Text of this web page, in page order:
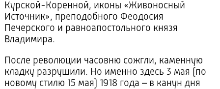
Курской-Коренной, иконы «Живоносный
Источник», преподобного Феодосия
Печерского и равноапостольного князя
Владимира.
После революции часовню сожгли, каменную
кладку разрушили. Но именно здесь 3 мая (по
новому стилю 15 мая) 1918 года – в канун дня